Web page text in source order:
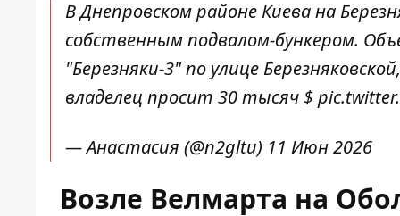
В Днепровском районе Киева на
собственным подвалом-бункером.
"Березняки-3" по улице
владелец просит 30 тысяч $
— Анастасия (@n2gltu) 11 Июн 2026
Возле Велмарта на